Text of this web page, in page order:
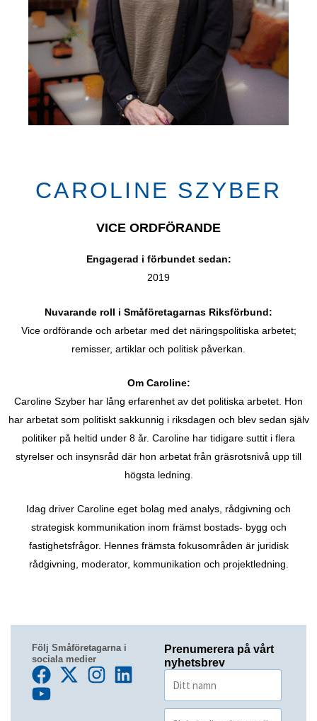
CAROLINE SZYBER
VICE ORDFÖRANDE
Engagerad i förbundet sedan:
2019
Nuvarande roll i Småföretagarnas Riksförbund:
Vice ordförande och arbetar med det näringspolitiska arbetet;
remisser, artiklar och politisk påverkan.
Om Caroline:
Caroline Szyber har lång erfarenhet av det politiska arbetet. Hon
har arbetat som politiskt sakkunnig i riksdagen och blev sedan själv
politiker på heltid under 8 år. Caroline har tidigare suttit i flera
styrelser och insynsråd där hon arbetat från gräsrotsnivå upp till
högsta ledning.
Idag driver Caroline eget bolag med analys, rådgivning och
strategisk kommunikation inom främst bostads- bygg och
fastighetsfrågor. Hennes främsta fokusområden är juridisk
rådgivning, moderator, kommunikation och projektledning.
Följ Småföretagarna i
sociala medier
Prenumerera på vårt
nyhetsbrev